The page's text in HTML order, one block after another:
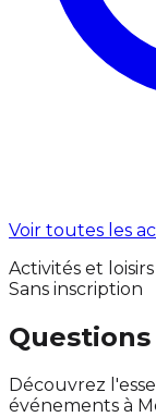
Voir toutes les
Activités et
Sans inscription
Découvrez
événements à